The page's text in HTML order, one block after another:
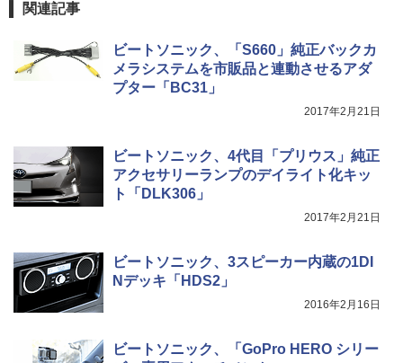
関連記事
ビートソニック、「S660」純正バックカ
メラシステムを市販品と連動させるアダ
プター「BC31」
2017年2月21日
ビートソニック、4代目「プリウス」純正
アクセサリーランプのデイライト化キッ
ト「DLK306」
2017年2月21日
ビートソニック、3スピーカー内蔵の1DI
Nデッキ「HDS2」
2016年2月16日
ビートソニック、「GoPro HERO シリー